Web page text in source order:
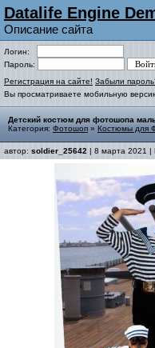
Datalife Engine
Описание сайта
Логин:
Пароль:
Регистрация на сайте! Забыли
Вы просматриваете мобильную
Детский костюм для фотошопа
Категория: Фотошоп » Костюмы для
автор: soldier_25642 | 8 марта 2021 |